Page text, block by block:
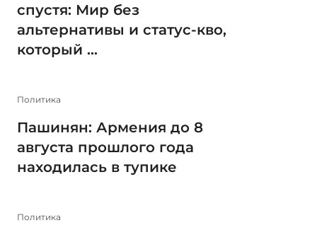
спустя: Мир без
альтернативы и статус-кво,
который ...
Политика
Пашинян: Армения до 8
августа прошлого года
находилась в тупике
Политика